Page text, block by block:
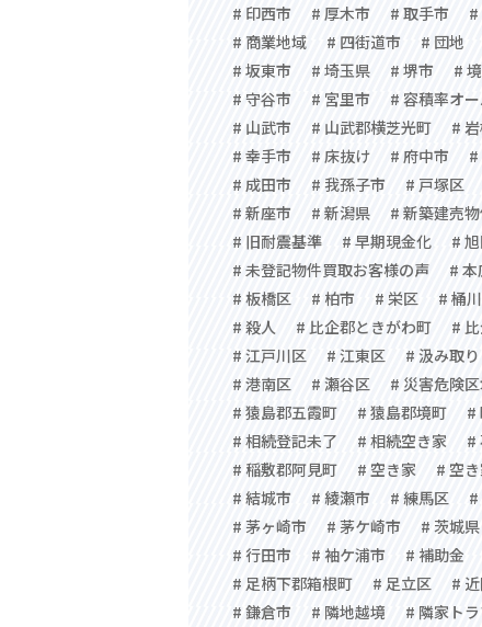
# 印西市
# 厚木市 # 取手市 #
# 商業地域
# 四街道市 # 団地
# 坂東市
# 埼玉県 # 堺市 #
# 守谷市
# 宮里市 # 容積率オ
# 山武市
# 山武郡横芝光町 #
# 幸手市
# 床抜け # 府中市 #
# 成田市
# 我孫子市 # 戸塚区
# 新座市
# 新潟県 # 新築建売
# 旧耐震基準
# 早期現金化 #
# 未登記物件買取お客様の声
# 本
# 板橋区
# 柏市 # 栄区 # 桶
# 殺人
# 比企郡ときがわ町 #
# 江戸川区
# 江東区 # 汲み取り
# 港南区
# 瀬谷区 # 災害危険
# 猿島郡五霞町
# 猿島郡境町 #
# 相続登記未了
# 相続空き家 #
# 稲敷郡阿見町
# 空き家 # 空
# 結城市
# 綾瀬市 # 練馬区 #
# 茅ヶ崎市
# 茅ケ崎市 # 茨城県
# 行田市
# 袖ケ浦市 # 補助金
# 足柄下郡箱根町
# 足立区 #
# 鎌倉市
# 隣地越境 # 隣家ト